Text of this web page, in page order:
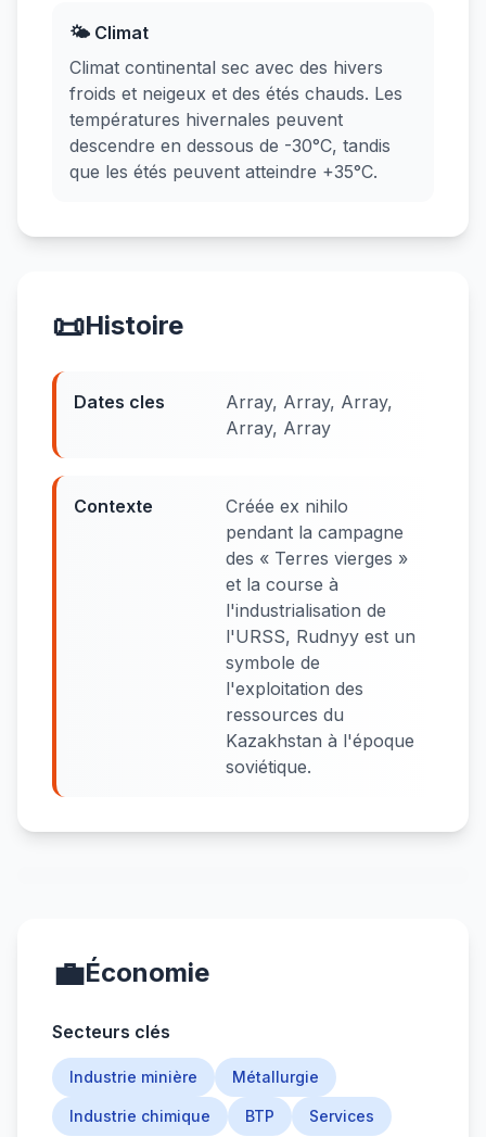
🌤️ Climat
Climat continental sec avec des hivers
froids et neigeux et des étés chauds. Les
températures hivernales peuvent
descendre en dessous de -30°C, tandis
que les étés peuvent atteindre +35°C.
📜Histoire
Dates cles
Array, Array, Array,
Array, Array
Contexte
Créée ex nihilo
pendant la campagne
des « Terres vierges »
et la course à
l'industrialisation de
l'URSS, Rudnyy est un
symbole de
l'exploitation des
ressources du
Kazakhstan à l'époque
soviétique.
💼Économie
Secteurs clés
Industrie minière Métallurgie
Industrie chimique BTP Services